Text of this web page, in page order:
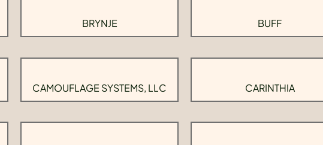
BRYNJE BUFF
CAMOUFLAGE SYSTEMS, LLC CARINTHIA